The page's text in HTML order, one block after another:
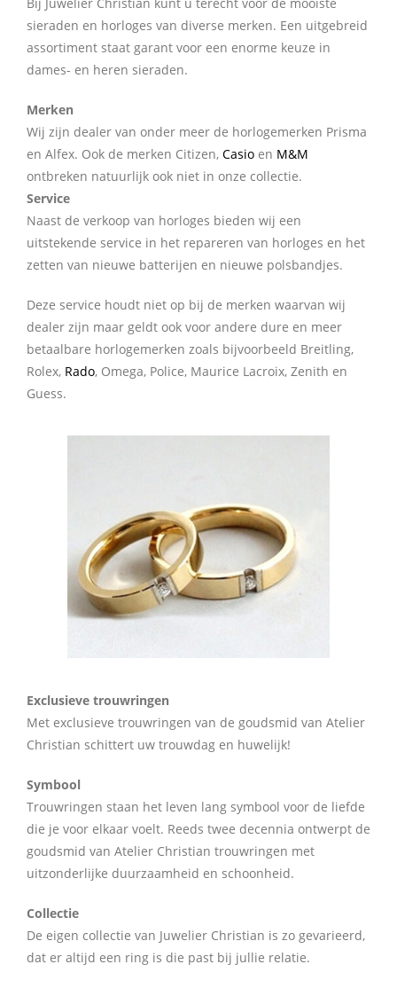
sieraden en horloges van diverse merken. Een uitgebreid
assortiment staat garant voor een enorme keuze in
dames- en heren sieraden.
Merken
Wij zijn dealer van onder meer de horlogemerken Prisma
en Alfex. Ook de merken Citizen, Casio en M&M
ontbreken natuurlijk ook niet in onze collectie.
Service
Naast de verkoop van horloges bieden wij een
uitstekende service in het repareren van horloges en het
zetten van nieuwe batterijen en nieuwe polsbandjes.
Deze service houdt niet op bij de merken waarvan wij
dealer zijn maar geldt ook voor andere dure en meer
betaalbare horlogemerken zoals bijvoorbeeld Breitling,
Rolex, Rado, Omega, Police, Maurice Lacroix, Zenith en
Guess.
Exclusieve trouwringen
Met exclusieve trouwringen van de goudsmid van Atelier
Christian schittert uw trouwdag en huwelijk!
Symbool
Trouwringen staan het leven lang symbool voor de liefde
die je voor elkaar voelt. Reeds twee decennia ontwerpt de
goudsmid van Atelier Christian trouwringen met
uitzonderlijke duurzaamheid en schoonheid.
Collectie
De eigen collectie van Juwelier Christian is zo gevarieerd,
dat er altijd een ring is die past bij jullie relatie.